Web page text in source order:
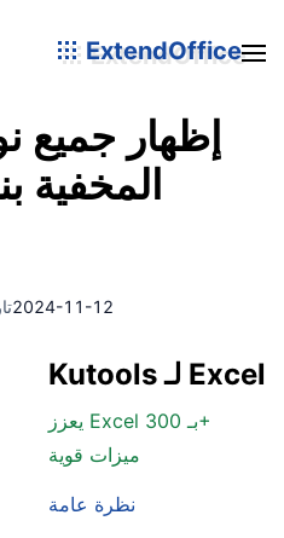
ExtendOffice
إظهار جميع
المخفية
2024-11-12
Kutools لـ Excel
يعزز Excel بـ 300+
ميزات قوية
نظرة عامة